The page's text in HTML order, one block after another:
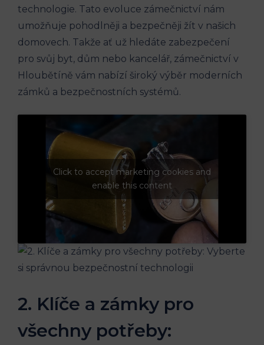
technologie. Tato evoluce zámečnictví nám
umožňuje pohodlněji a bezpečněji žít v našich
domovech. Takže ať už hledáte zabezpečení
pro svůj byt, dům nebo kancelář, zámečnictví v
Hloubětíně vám nabízí široký výběr moderních
zámků a bezpečnostních systémů.
Click to accept marketing cookies and
enable this content
2. Klíče a zámky pro
všechny potřeby: